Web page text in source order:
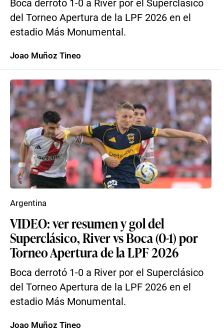
Boca derrotó 1-0 a River por el Superclásico
del Torneo Apertura de la LPF 2026 en el
estadio Más Monumental.
Joao Muñoz Tineo
VIDEO: ver resumen y gol del
Superclásico, River vs Boca (0-1) por
Torneo Apertura de la LPF 2026
Boca derrotó 1-0 a River por el Superclásico
del Torneo Apertura de la LPF 2026 en el
estadio Más Monumental.
Argentina
Joao Muñoz Tineo